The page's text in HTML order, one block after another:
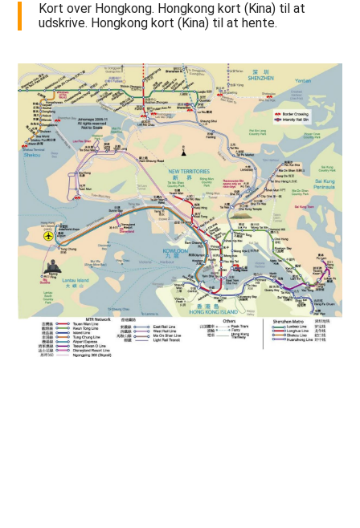
Kort over Hongkong. Hongkong kort (Kina) til at
udskrive. Hongkong kort (Kina) til at hente.